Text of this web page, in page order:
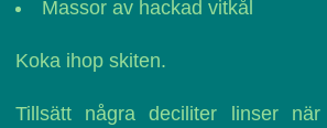
Massor av hackad vitkål
Koka ihop skiten.
Tillsätt några deciliter linser